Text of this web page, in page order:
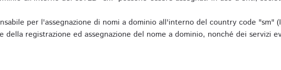
per l'assegnazione di nomi a dominio all'interno del country code "sm"
della registrazione ed assegnazione del nome a dominio, nonché dei servizi